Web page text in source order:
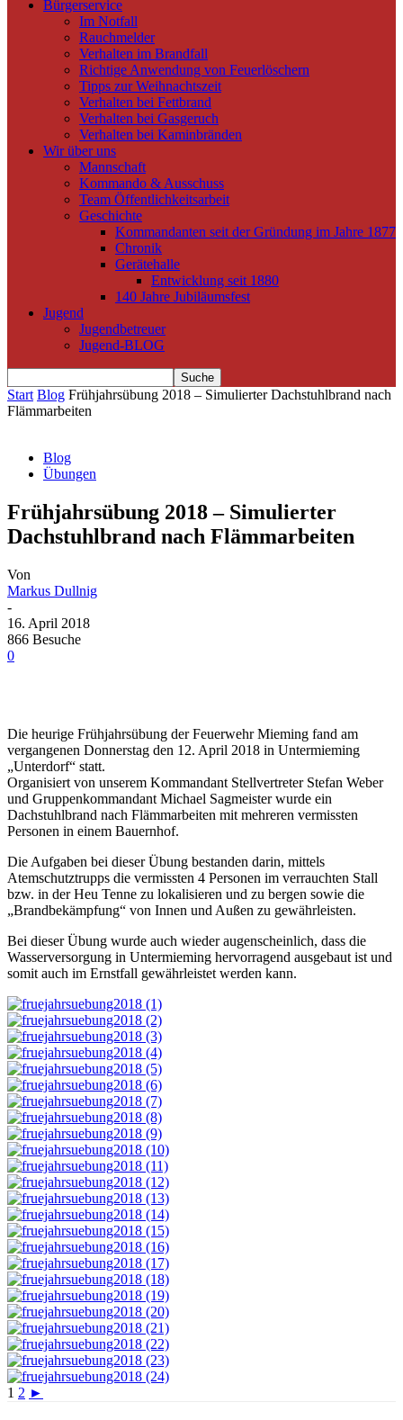
Bürgerservice
Im Notfall
Rauchmelder
Verhalten im Brandfall
Richtige Anwendung von Feuerlöschern
Tipps zur Weihnachtszeit
Verhalten bei Fettbrand
Verhalten bei Gasgeruch
Verhalten bei Kaminbränden
Wir über uns
Mannschaft
Kommando & Ausschuss
Team Öffentlichkeitsarbeit
Geschichte
Kommandanten seit der Gründung im Jahre 1877
Chronik
Gerätehalle
Entwicklung seit 1880
140 Jahre Jubiläumsfest
Jugend
Jugendbetreuer
Jugend-BLOG
Start Blog Frühjahrsübung 2018 – Simulierter Dachstuhlbrand nach
Flämmarbeiten
Blog
Übungen
Frühjahrsübung 2018 – Simulierter
Dachstuhlbrand nach Flämmarbeiten
Von
Markus Dullnig
-
16. April 2018
866 Besuche
0
Die heurige Frühjahrsübung der Feuerwehr Mieming fand am
vergangenen Donnerstag den 12. April 2018 in Untermieming
„Unterdorf“ statt.
Organisiert von unserem Kommandant Stellvertreter Stefan Weber
und Gruppenkommandant Michael Sagmeister wurde ein
Dachstuhlbrand nach Flämmarbeiten mit mehreren vermissten
Personen in einem Bauernhof.
Die Aufgaben bei dieser Übung bestanden darin, mittels
Atemschutztrupps die vermissten 4 Personen im verrauchten Stall
bzw. in der Heu Tenne zu lokalisieren und zu bergen sowie die
„Brandbekämpfung“ von Innen und Außen zu gewährleisten.
Bei dieser Übung wurde auch wieder augenscheinlich, dass die
Wasserversorgung in Untermieming hervorragend ausgebaut ist und
somit auch im Ernstfall gewährleistet werden kann.
1 2 ►